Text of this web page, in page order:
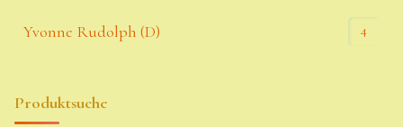
Yvonne Rudolph (D) 4
Produktsuche